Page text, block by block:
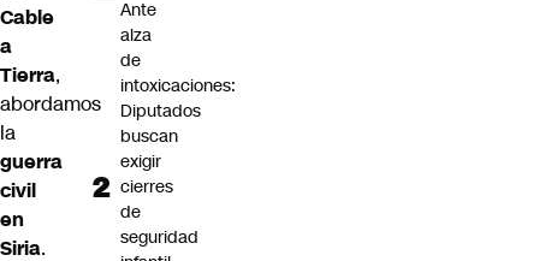
Cable
a
Tierra,
abordamos
la
guerra
civil
en
Siria.
Ante
alza
de
intoxicaciones:
Diputados
buscan
exigir
cierres
de
seguridad